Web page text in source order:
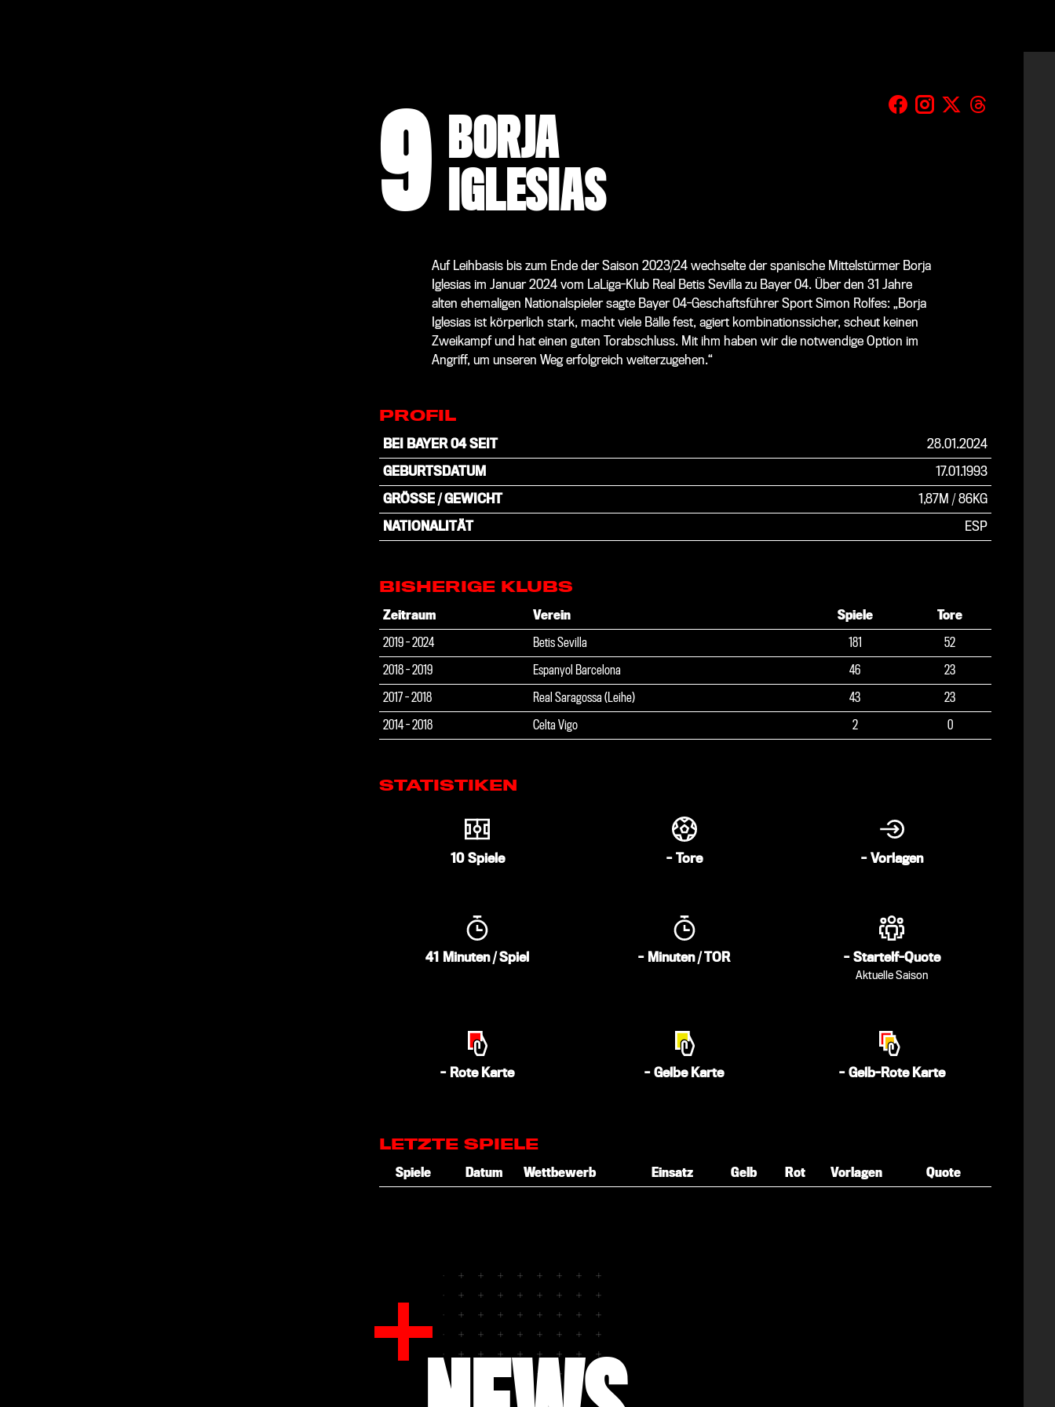
9 BORJA
IGLESIAS
Auf Leihbasis bis zum Ende der Saison 2023/24 wechselte der spanische Mittelstürmer Borja
Iglesias im Januar 2024 vom LaLiga-Klub Real Betis Sevilla zu Bayer 04. Über den 31 Jahre
alten ehemaligen Nationalspieler sagte Bayer 04-Geschaftsführer Sport Simon Rolfes: „Borja
Iglesias ist körperlich stark, macht viele Bälle fest, agiert kombinationssicher, scheut keinen
Zweikampf und hat einen guten Torabschluss. Mit ihm haben wir die notwendige Option im
Angriff, um unseren Weg erfolgreich weiterzugehen.“
PROFIL
BEI BAYER 04 SEIT
28.01.2024
GEBURTSDATUM
17.01.1993
GRÖSSE / GEWICHT
1,87M/86KG
NATIONALITÄT
ESP
BISHERIGE KLUBS
Zeitraum Verein Spiele
Tore
2019 - 2024
Betis Sevilla 181
52
2018 - 2019
Espanyol Barcelona 46
23
2017 - 2018
Real Saragossa (Leihe) 43
23
2014 - 2018
Celta Vigo 2 0
STATISTIKEN
10 Spiele - Tore - Vorlagen
41 Minuten / Spiel - Minuten / TOR - Startelf-Quote
Aktuelle Saison
- Rote Karte - Gelbe Karte - Gelb-Rote Karte
LETZTE SPIELE
Spiele Datum Wettbewerb Einsatz Gelb Rot Vorlagen Quote